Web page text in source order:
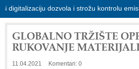
dozvola i strožu kontrolu emisija
GLOBALNO TRŽIŠTE
RUKOVANJE
11.04.2021 Komentari: 0